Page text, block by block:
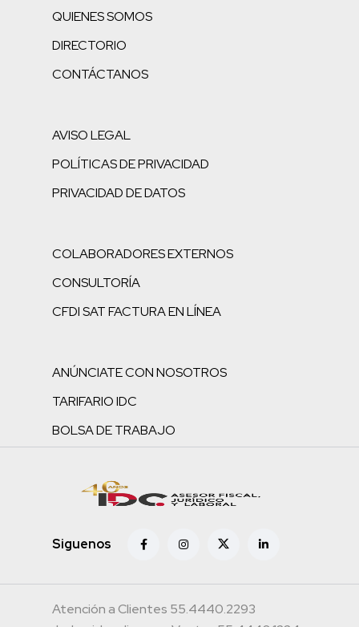
QUIENES SOMOS
DIRECTORIO
CONTÁCTANOS
AVISO LEGAL
POLÍTICAS DE PRIVACIDAD
PRIVACIDAD DE DATOS
COLABORADORES EXTERNOS
CONSULTORÍA
CFDI SAT FACTURA EN LÍNEA
ANÚNCIATE CON NOSOTROS
TARIFARIO IDC
BOLSA DE TRABAJO
Siguenos
Atención a Clientes 55.4440.2293